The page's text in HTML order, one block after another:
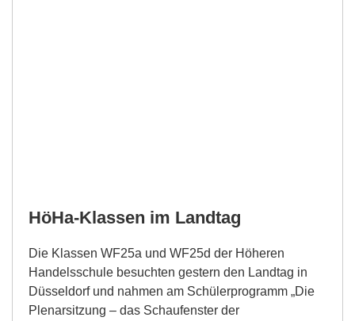
HöHa-Klassen im Landtag
Die Klassen WF25a und WF25d der Höheren
Handelsschule besuchten gestern den Landtag in
Düsseldorf und nahmen am Schülerprogramm „Die
Plenarsitzung – das Schaufenster der